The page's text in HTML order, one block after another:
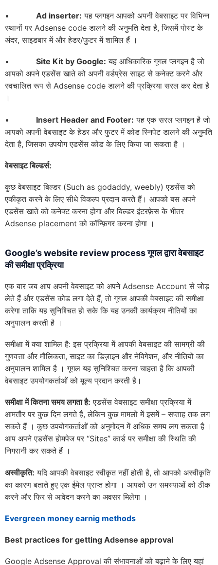
• Ad inserter: यह प्लगइन आपको अपनी वेबसाइट पर विभिन्न
स्थानों पर Adsense code डालने की अनुमति देता है, जिसमें पोस्ट के
अंदर, साइडबार में और हेडर/फुटर में शामिल हैं ।
• Site Kit by Google: यह आधिकारिक गूगल प्लगइन है जो
आपको अपने एडसेंस खाते को अपनी वर्डप्रेस साइट से कनेक्ट करने और
स्वचालित रूप से Adsense code डालने की प्रक्रिया सरल कर देता है
।
• Insert Header and Footer: यह एक सरल प्लगइन है जो
आपको अपनी वेबसाइट के हेडर और फुटर में कोड स्निपेट डालने की अनुमति
देता है, जिसका उपयोग एडसेंस कोड के लिए किया जा सकता है ।
वेबसाइट बिल्डर्स:
कुछ वेबसाइट बिल्डर (Such as godaddy, weebly) एडसेंस को
एकीकृत करने के लिए सीधे विकल्प प्रदान करते हैं। आपको बस अपने
एडसेंस खाते को कनेक्ट करना होगा और बिल्डर इंटरफ़ेस के भीतर
Adsense placement को कॉन्फ़िगर करना होगा ।
Google’s website review process गूगल द्वारा वेबसाइट
की समीक्षा प्रक्रिया
एक बार जब आप अपनी वेबसाइट को अपने Adsense Account से जोड़
लेते हैं और एडसेंस कोड लगा देते हैं, तो गूगल आपकी वेबसाइट की समीक्षा
करेगा ताकि यह सुनिश्चित हो सके कि यह उनकी कार्यक्रम नीतियों का
अनुपालन करती है ।
समीक्षा में क्या शामिल है: इस प्रक्रिया में आपकी वेबसाइट की सामग्री की
गुणवत्ता और मौलिकता, साइट का डिज़ाइन और नेविगेशन, और नीतियों का
अनुपालन शामिल है । गूगल यह सुनिश्चित करना चाहता है कि आपकी
वेबसाइट उपयोगकर्ताओं को मूल्य प्रदान करती है।
समीक्षा में कितना समय लगता है: एडसेंस वेबसाइट समीक्षा प्रक्रिया में
आमतौर पर कुछ दिन लगते हैं, लेकिन कुछ मामलों में इसमें – सप्ताह तक लग
सकते हैं । कुछ उपयोगकर्ताओं को अनुमोदन में अधिक समय लग सकता है ।
आप अपने एडसेंस होमपेज पर “Sites” कार्ड पर समीक्षा की स्थिति की
निगरानी कर सकते हैं ।
अस्वीकृति: यदि आपकी वेबसाइट स्वीकृत नहीं होती है, तो आपको अस्वीकृति
का कारण बताते हुए एक ईमेल प्राप्त होगा । आपको उन समस्याओं को ठीक
करने और फिर से आवेदन करने का अवसर मिलेगा ।
Evergreen money earnig methods
Best practices for getting Adsense approval
Google Adsense Approval की संभावनाओं को बढ़ाने के लिए यहां